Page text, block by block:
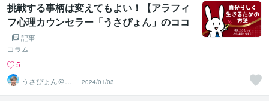
挑戦する事柄は変えてもよい！【アラフィ
フ心理カウンセラー「うさぴょん」のココ
ナラ電話相談】
記事
コラム
5
うさぴょん＠癒
し系アラフィフ
心寄り添い人
2024/01/03